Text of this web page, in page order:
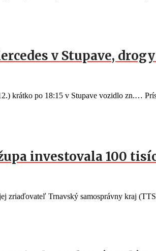
v Stupave,
krátko po 18:15 v Stupave vozidlo zn.…
investovala 100
zriaďovateľ Trnavský samosprávny kraj